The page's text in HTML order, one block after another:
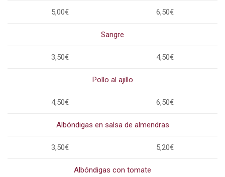
5,00€ 6,50€
Sangre
3,50€ 4,50€
Pollo al ajillo
4,50€ 6,50€
Albóndigas en salsa de almendras
3,50€ 5,20€
Albóndigas con tomate